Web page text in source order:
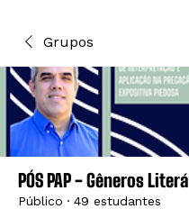
Grupos
PÓS PAP - Gêneros
Público · 49 estudantes